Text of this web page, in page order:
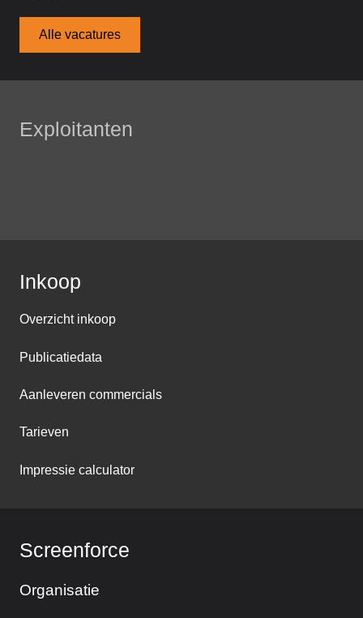
Alle vacatures
Exploitanten
Inkoop
Overzicht inkoop
Publicatiedata
Aanleveren commercials
Tarieven
Impressie calculator
Screenforce
Organisatie